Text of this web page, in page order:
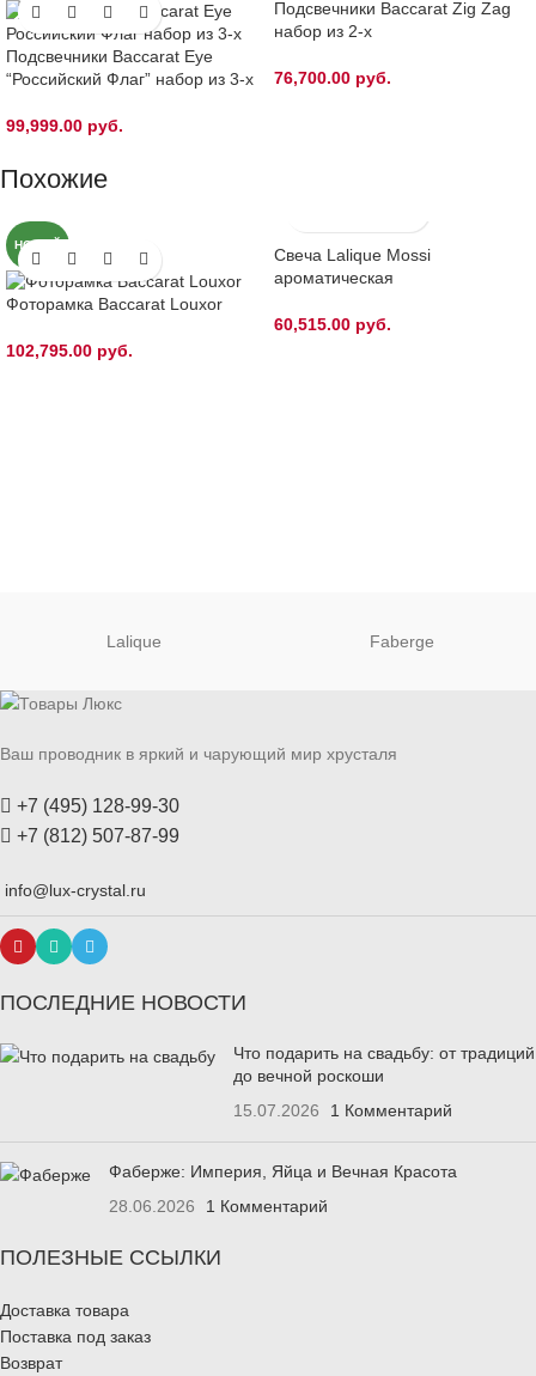
Подсвечники Baccarat Eye
“Российский Флаг” набор из 3-х
99,999.00 руб.
Подсвечники Baccarat Zig Zag
набор из 2-х
76,700.00 руб.
Похожие
НОВЫЙ
Фоторамка Baccarat Louxor
102,795.00 руб.
Свеча Lalique Mossi
ароматическая
60,515.00 руб.
Lalique Faberge
Ваш проводник в яркий и чарующий мир хрусталя
+7 (495) 128-99-30
+7 (812) 507-87-99
info@lux-crystal.ru
ПОСЛЕДНИЕ НОВОСТИ
Что подарить на свадьбу: от традиций
до вечной роскоши
15.07.2026
1 Комментарий
Фаберже: Империя, Яйца и Вечная Красота
28.06.2026
1 Комментарий
ПОЛЕЗНЫЕ ССЫЛКИ
Доставка товара
Поставка под заказ
Возврат